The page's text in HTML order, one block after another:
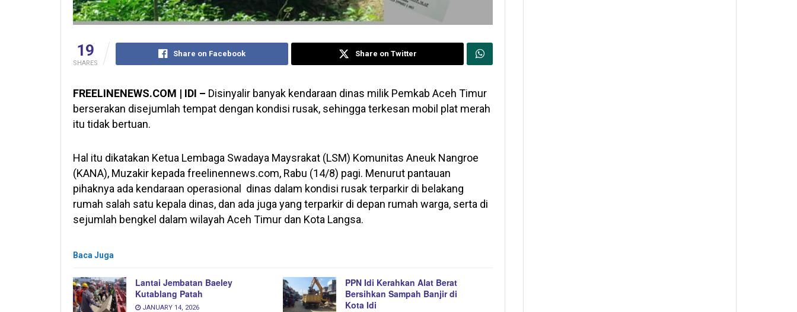
19
SHARES
Share on Facebook Share on Twitter
FREELINENEWS.COM | IDI – Disinyalir banyak kendaraan dinas milik Pemkab Aceh Timur
berserakan disejumlah tempat dengan kondisi rusak, sehingga terkesan mobil plat merah
itu tidak bertuan.
Hal itu dikatakan Ketua Lembaga Swadaya Maysrakat (LSM) Komunitas Aneuk Nangroe
(KANA), Muzakir kepada freelinennews.com, Rabu (14/8) pagi. Menurut pantauan
pihaknya ada kendaraan operasional dinas dalam kondisi rusak terparkir di belakang
rumah salah satu kepala dinas, dan ada juga yang terparkir di depan rumah warga, serta di
sejumlah bengkel dalam wilayah Aceh Timur dan Kota Langsa.
Baca Juga
Lantai Jembatan Baeley
Kutablang Patah
JANUARY 14, 2026
PPN Idi Kerahkan Alat Berat
Bersihkan Sampah Banjir di
Kota Idi